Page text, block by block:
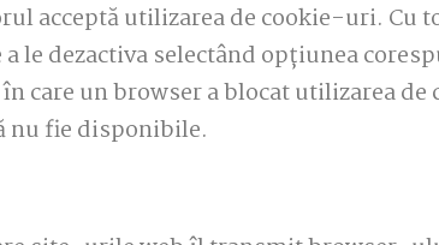
acceptă utilizarea de cookie-uri. Cu
le dezactiva selectând opțiunea
care un browser a blocat utilizarea
fie disponibile.